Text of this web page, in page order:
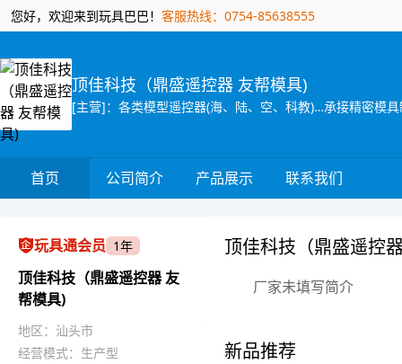
您好，欢迎来到玩具巴巴！ 客服热线：0754-85638555
顶佳科技（鼎盛遥控器 友帮模具)
[主营]：各类模型遥控器(海、陆、空、科教)…承接精密模
首页 公司简介 产品展示 联系我们
玩具通会员 1年
顶佳科技（鼎盛遥控器 友
帮模具)
地区：汕头市
经营模式：生产型
顶佳科技（鼎盛遥控
厂家未填写简介
新品推荐